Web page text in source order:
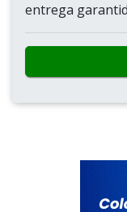
entrega